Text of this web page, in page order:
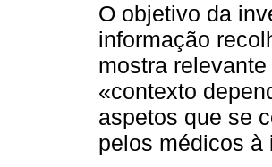
O objetivo da
informação
mostra
«contexto
aspetos que se
pelos médicos à